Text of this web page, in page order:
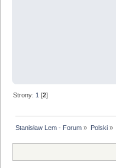
Strony: 1 [2]
Stanisław Lem - Forum » Polski»